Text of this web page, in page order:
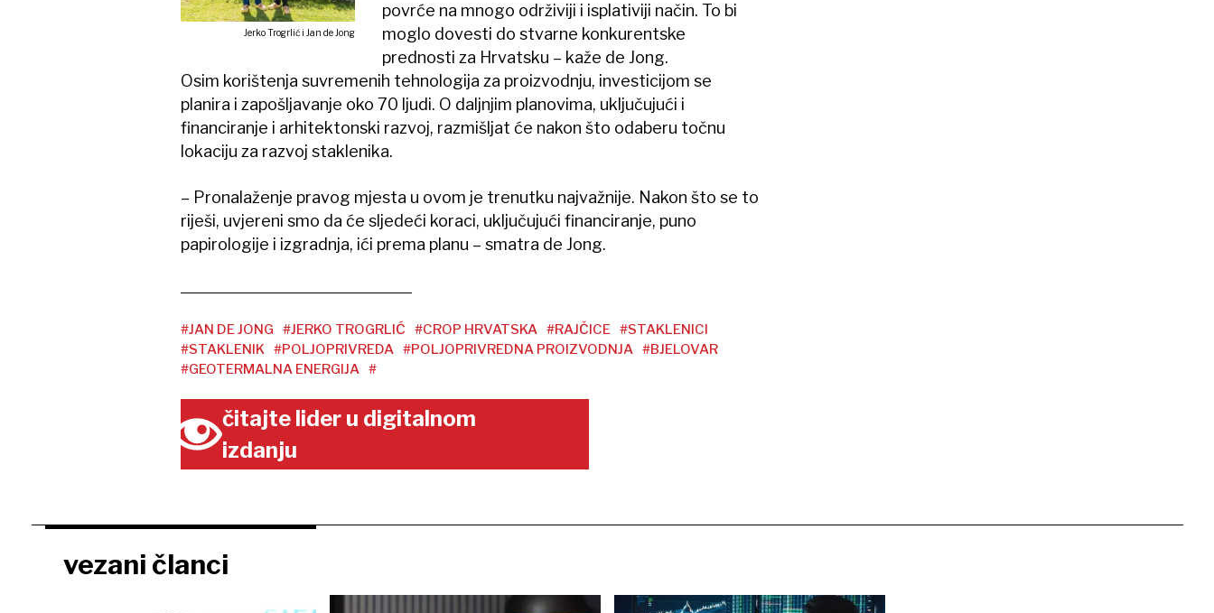
Jerko Trogrlić i Jan de Jong
povrće na mnogo održiviji i isplativiji način. To bi
moglo dovesti do stvarne konkurentske
prednosti za Hrvatsku – kaže de Jong.
Osim korištenja suvremenih tehnologija za proizvodnju, investicijom se
planira i zapošljavanje oko 70 ljudi. O daljnjim planovima, uključujući i
financiranje i arhitektonski razvoj, razmišljat će nakon što odaberu točnu
lokaciju za razvoj staklenika.
– Pronalaženje pravog mjesta u ovom je trenutku najvažnije. Nakon što se to
riješi, uvjereni smo da će sljedeći koraci, uključujući financiranje, puno
papirologije i izgradnja, ići prema planu – smatra de Jong.
#JAN DE JONG #JERKO TROGRLIĆ #CROP HRVATSKA #RAJČICE #STAKLENICI
#STAKLENIK #POLJOPRIVREDA #POLJOPRIVREDNA PROIZVODNJA #BJELOVAR
#GEOTERMALNA ENERGIJA #
čitajte lider u digitalnom
izdanju
vezani članci